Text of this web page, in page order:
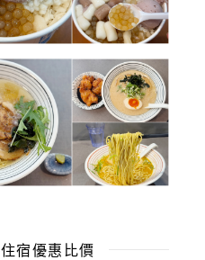
住宿優惠比價